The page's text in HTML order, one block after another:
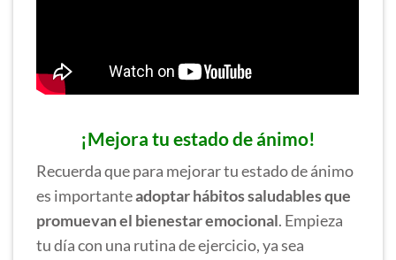
¡Mejora tu estado de ánimo!
Recuerda que para mejorar tu estado de ánimo
es importanteadoptar hábitos saludables que
promuevan el bienestar emocional. Empieza
tu día con una rutina de ejercicio, ya sea